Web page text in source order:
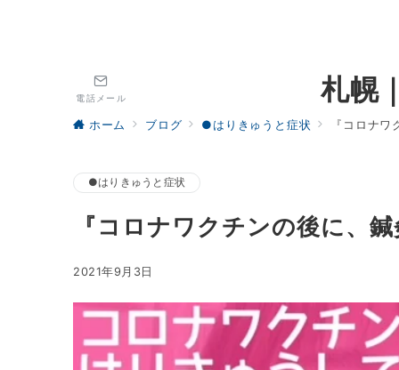
札幌
電話メール
ホーム ブログ ●はりきゅうと症状 『コロナ
●はりきゅうと症状
『コロナワクチンの後に、
2021年9月3日